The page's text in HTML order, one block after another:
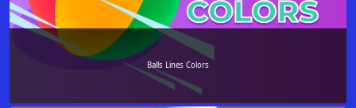
Balls Lines Colors